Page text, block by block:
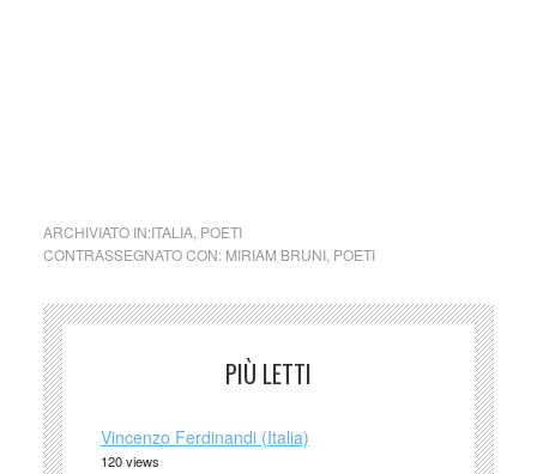
ARCHIVIATO IN:ITALIA, POETI
CONTRASSEGNATO CON: MIRIAM BRUNI, POETI
PIÙ LETTI
Vincenzo Ferdinandi (Italia)
120 views